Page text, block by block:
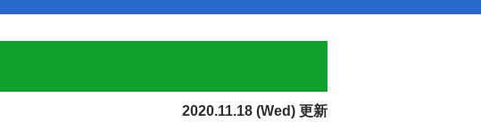
2020.11.18 (Wed) 更新